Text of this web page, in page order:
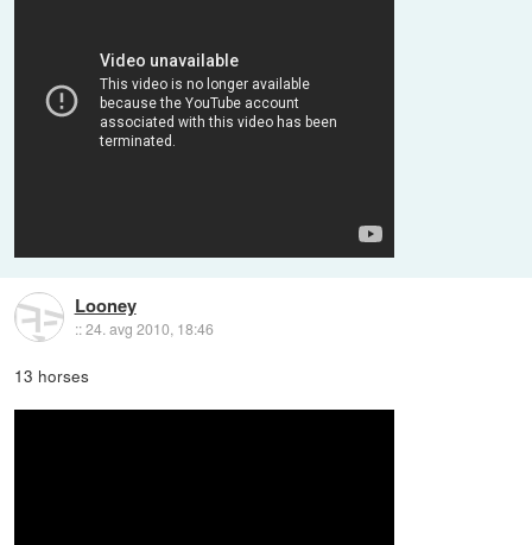
Looney
::24. avg 2010, 18:46
13 horses